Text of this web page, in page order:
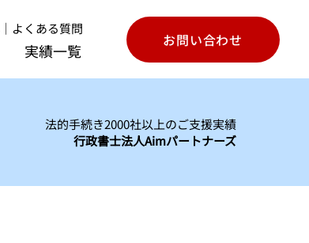
｜ よくある質問
実績一覧
お問い合わせ
法的手続き2000社以上のご支援実績
行政書士法人Aimパートナーズ